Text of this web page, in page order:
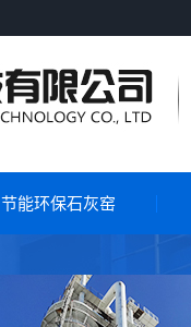
节能环保石灰窑